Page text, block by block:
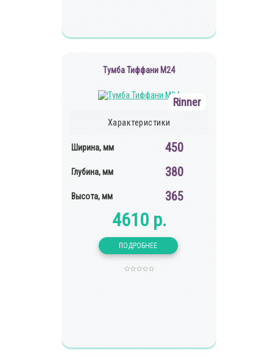
Тумба Тиффани М24
Rinner
Характеристики
Ширина, мм 450
Глубина, мм 380
Высота, мм 365
4610 р.